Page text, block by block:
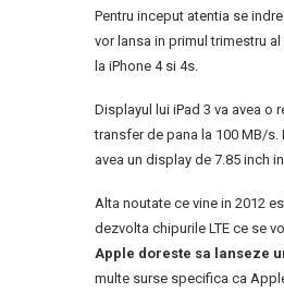
Pentru inceput atentia se
vor lansa in primul trimestru
la iPhone 4 si 4s.
Displayul lui iPad 3 va avea o
transfer de pana la 100 MB/
avea un display de 7.85 inch
Alta noutate ce vine in 2012
dezvolta chipurile LTE ce se
Apple doreste sa lanseze
multe surse specifica ca